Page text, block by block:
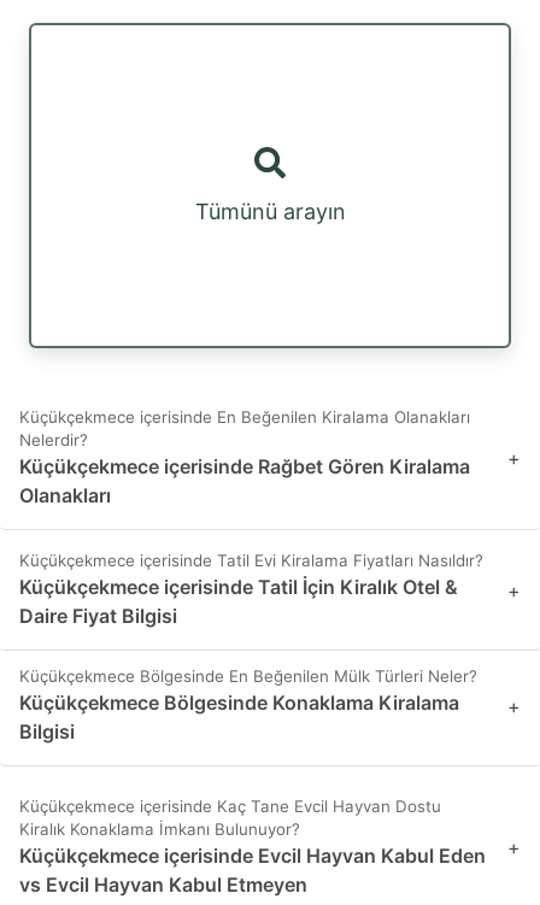
Tümünü arayın
Küçükçekmece içerisinde En Beğenilen Kiralama Olanakları
Nelerdir?
Küçükçekmece içerisinde Rağbet Gören Kiralama
Olanakları
+
Küçükçekmece içerisinde Tatil Evi Kiralama Fiyatları Nasıldır?
Küçükçekmece içerisinde Tatil İçin Kiralık Otel &
Daire Fiyat Bilgisi
+
Küçükçekmece Bölgesinde En Beğenilen Mülk Türleri Neler?
Küçükçekmece Bölgesinde Konaklama Kiralama
Bilgisi
+
Küçükçekmece içerisinde Kaç Tane Evcil Hayvan Dostu
Kiralık Konaklama İmkanı Bulunuyor?
Küçükçekmece içerisinde Evcil Hayvan Kabul Eden
vs Evcil Hayvan Kabul Etmeyen
+